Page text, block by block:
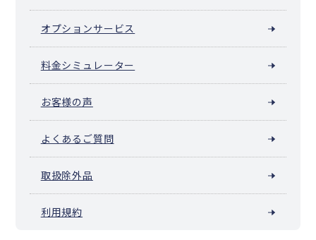
オプションサービス
料金シミュレーター
お客様の声
よくあるご質問
取扱除外品
利用規約